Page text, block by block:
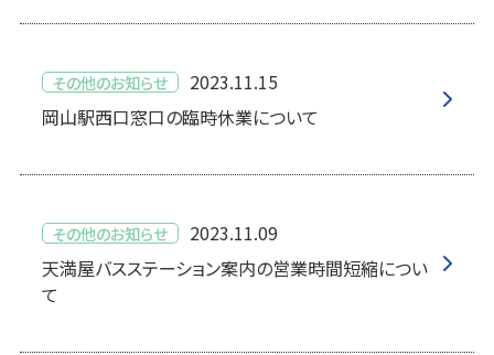
その他のお知らせ
2023.11.15
岡山駅西口窓口の臨時休業について
その他のお知らせ
2023.11.09
天満屋バスステーション案内の営業時間短縮につい
て